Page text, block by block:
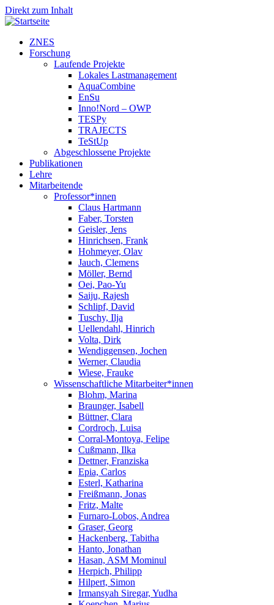
Direkt zum Inhalt
ZNES
Forschung
Laufende Projekte
Lokales Lastmanagement
AquaCombine
EnSu
Inno!Nord – OWP
TESPy
TRAJECTS
TeStUp
Abgeschlossene Projekte
Publikationen
Lehre
Mitarbeitende
Professor*innen
Claus Hartmann
Faber, Torsten
Geisler, Jens
Hinrichsen, Frank
Hohmeyer, Olav
Jauch, Clemens
Möller, Bernd
Oei, Pao-Yu
Saiju, Rajesh
Schlipf, David
Tuschy, Ilja
Uellendahl, Hinrich
Volta, Dirk
Wendiggensen, Jochen
Werner, Claudia
Wiese, Frauke
Wissenschaftliche Mitarbeiter*innen
Blohm, Marina
Braunger, Isabell
Büttner, Clara
Cordroch, Luisa
Corral-Montoya, Felipe
Cußmann, Ilka
Dettner, Franziska
Epia, Carlos
Esterl, Katharina
Freißmann, Jonas
Fritz, Malte
Furnaro-Lobos, Andrea
Graser, Georg
Hackenberg, Tabitha
Hanto, Jonathan
Hasan, ASM Mominul
Herpich, Philipp
Hilpert, Simon
Irmansyah Siregar, Yudha